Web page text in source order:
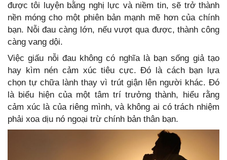
được tôi luyện bằng nghị lực và niềm tin, sẽ trở thành
nền móng cho một phiên bản mạnh mẽ hơn của chính
bạn. Nỗi đau càng lớn, nếu vượt qua được, thành công
càng vang dội.
Việc giấu nỗi đau không có nghĩa là bạn sống giả tạo
hay kìm nén cảm xúc tiêu cực. Đó là cách bạn lựa
chọn tự chữa lành thay vì trút giận lên người khác. Đó
là biểu hiện của một tâm trí trưởng thành, hiểu rằng
cảm xúc là của riêng mình, và không ai có trách nhiệm
phải xoa dịu nó ngoại trừ chính bản thân bạn.